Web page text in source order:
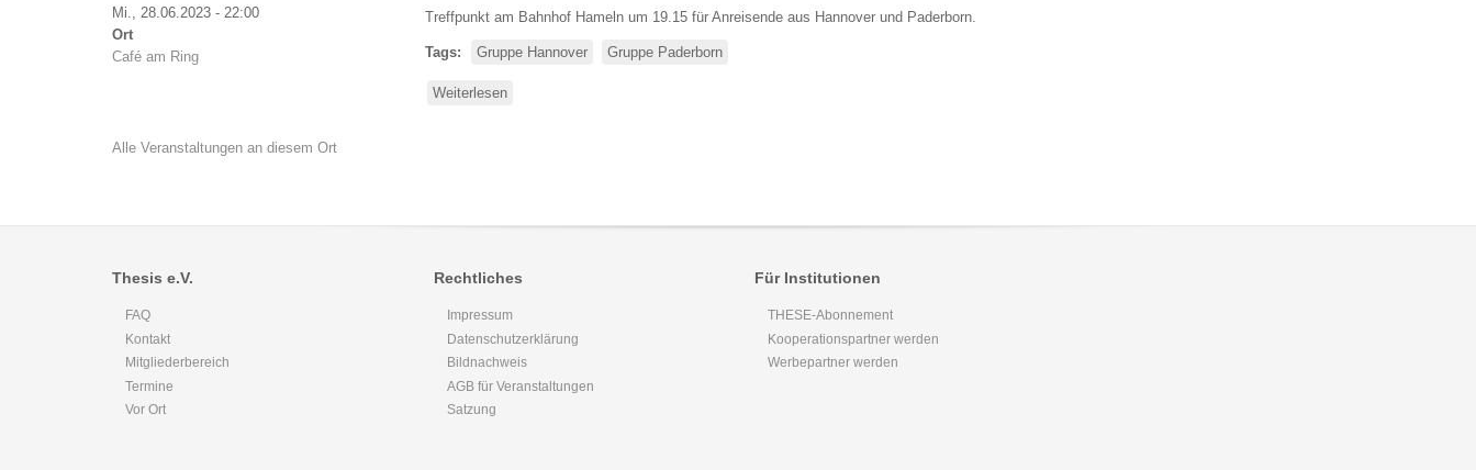
Mi., 28.06.2023 - 22:00
Ort
Café am Ring
Treffpunkt am Bahnhof Hameln um 19.15 für Anreisende aus Hannover und Paderborn.
Tags Gruppe Hannover Gruppe Paderborn
Weiterlesen
Alle Veranstaltungen an diesem Ort
Thesis e.V.
FAQ
Kontakt
Mitgliederbereich
Termine
Vor Ort
Rechtliches
Impressum
Datenschutzerklärung
Bildnachweis
AGB für Veranstaltungen
Satzung
Für Institutionen
THESE-Abonnement
Kooperationspartner werden
Werbepartner werden